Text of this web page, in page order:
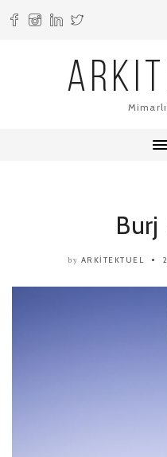
Burj
by ARKITEKTUEL